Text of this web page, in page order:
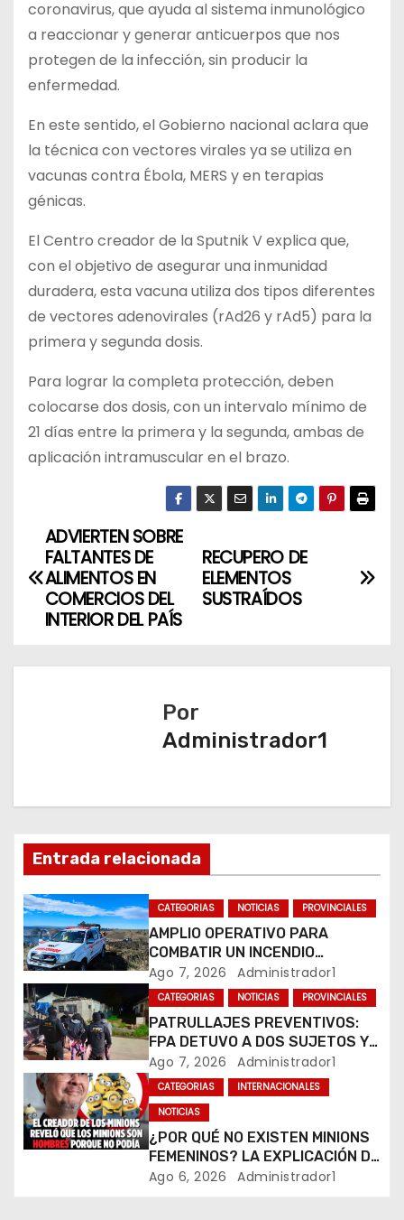
coronavirus, que ayuda al sistema inmunológico
a reaccionar y generar anticuerpos que nos
protegen de la infección, sin producir la
enfermedad.
En este sentido, el Gobierno nacional aclara que
la técnica con vectores virales ya se utiliza en
vacunas contra Ébola, MERS y en terapias
génicas.
El Centro creador de la Sputnik V explica que,
con el objetivo de asegurar una inmunidad
duradera, esta vacuna utiliza dos tipos diferentes
de vectores adenovirales (rAd26 y rAd5) para la
primera y segunda dosis.
Para lograr la completa protección, deben
colocarse dos dosis, con un intervalo mínimo de
21 días entre la primera y la segunda, ambas de
aplicación intramuscular en el brazo.
N
a
e
i
ó
n
d
e
e
n
t
r
a
RECUPERO DE
ELEMENTOS
SUSTRAÍDOS
ADVIERTEN SOBRE
FALTANTES DE
ALIMENTOS EN
COMERCIOS DEL
INTERIOR DEL PAÍS
Por
Administrador1
Entrada relacionada
CATEGORIAS NOTICIAS PROVINCIALES
AMPLIO OPERATIVO PARA
COMBATIR UN INCENDIO
FORESTAL EN YACANTO
Ago 7, 2026 Administrador1
CATEGORIAS NOTICIAS PROVINCIALES
PATRULLAJES PREVENTIVOS:
FPA DETUVO A DOS SUJETOS Y
SECUESTRÓ ESTUPEFACIENTES
EN JESÚS MARÍA Y MARCOS
JUÁREZ
Ago 7, 2026 Administrador1
CATEGORIAS
INTERNACIONALES
NOTICIAS
¿POR QUÉ NO EXISTEN MINIONS
FEMENINOS? LA EXPLICACIÓN DE
SU CREADOR QUE VOLVIÓ A
Ago 6, 2026 Administrador1